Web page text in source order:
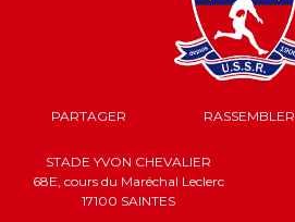
PARTAGER RASSEMBLER
STADE YVON CHEVALIER
68E, cours du Maréchal Leclerc
17100 SAINTES